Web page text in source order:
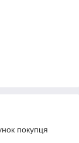
покупця